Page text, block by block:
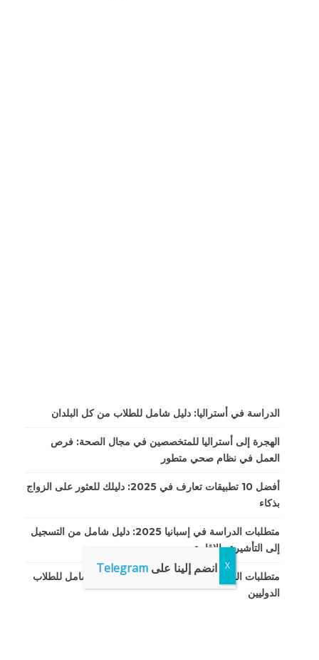
الدراسة في أستراليا: دليل شامل للطلاب من كل البلدان
الهجرة إلى أستراليا للمتخصصين في مجال الصحة: فرص
العمل في نظام صحي متطور
أفضل 10 تطبيقات تعارف في 2025: دليلك للعثور على الزواج
بذكاء
متطلبات الدراسة في إسبانيا 2025: دليل شامل من التسجيل
إلى التأشيرة والإقامة
متطلبات الدراسة في الصين لعام 2025: دليل شامل للطلاب
الدوليين
انضم إلينا على Telegram